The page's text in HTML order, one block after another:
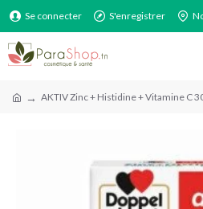
Se connecter S'enregistrer
AKTIV Zinc + Histidine + Vitamine C